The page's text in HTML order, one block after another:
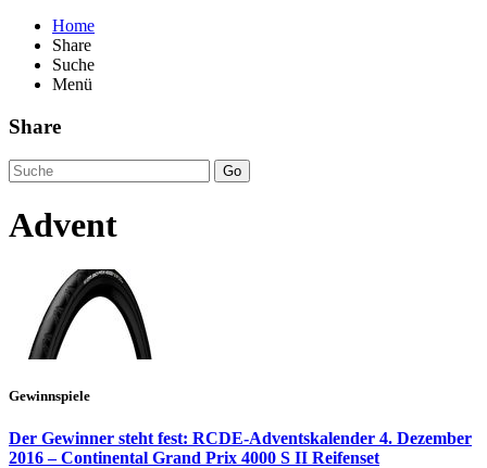
Home
Share
Suche
Menü
Share
Go
Advent
Gewinnspiele
Der Gewinner steht fest: RCDE-Adventskalender 4. Dezember
2016 – Continental Grand Prix 4000 S II Reifenset